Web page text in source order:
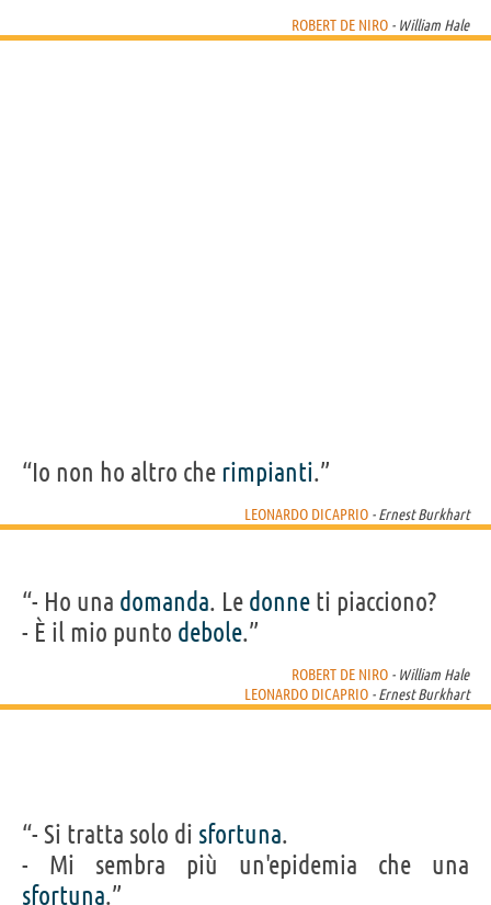
ROBERT DE NIRO - William Hale
“Io non ho altro che rimpianti.”
LEONARDO DICAPRIO - Ernest Burkhart
“- Ho una domanda. Le donne ti piacciono?
- È il mio punto debole.”
ROBERT DE NIRO - William Hale
LEONARDO DICAPRIO - Ernest Burkhart
“- Si tratta solo di sfortuna.
- Mi sembra più un'epidemia che una
sfortuna.”